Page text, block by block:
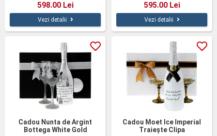
598.00 Lei
Vezi detalii
595.00 Lei
Vezi detalii
Cadou Nunta de Argint
Bottega White Gold
Cadou Moet Ice Imperial
Traieşte Clipa